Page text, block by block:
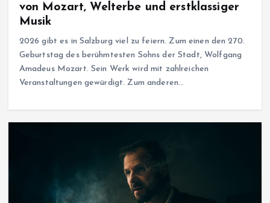
von Mozart, Welterbe und erstklassiger
Musik
2026 gibt es in Salzburg viel zu feiern. Zum einen den 270.
Geburtstag des berühmtesten Sohns der Stadt, Wolfgang
Amadeus Mozart. Sein Werk wird mit zahlreichen
Veranstaltungen gewürdigt. Zum anderen…